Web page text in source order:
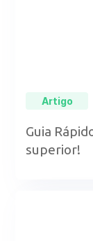
Artigo
Guia
superior!